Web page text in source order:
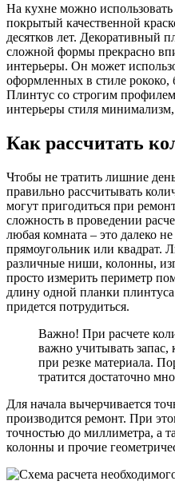
На кухне можно
покрытый качественной
десятков лет. Декоративный
сложной формы прекрасно
интерьеры. Он может
оформленных в стиле рококо,
Плинтус со строгим
интерьеры стиля минимализм,
Как рассчитать
Чтобы не тратить лишние
правильно рассчитывать
могут пригодиться при
сложность в проведении
любая комната – это далеко
прямоугольник или квадрат.
различные ниши, колонны,
просто измерить периметр
длину одной планки
придется потрудиться.
Важно! При расчете
важно учитывать запас,
при резке материала.
тратится достаточно
Для начала вычерчивается
производится ремонт. При
точностью до миллиметра, а
колонны и прочие